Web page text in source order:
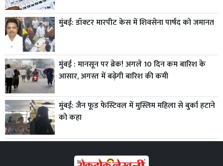
मुंबई: डॉक्टर मारपीट केस में शिवसेना पार्षद को जमानत
मुंबई : मानसून पर ब्रेक! अगले 10 दिन कम बारिश के
आसार, अगस्त में बढ़ेगी बारिश की कमी
मुंबई: जैन फूड फेस्टिवल में मुस्लिम महिला से बुर्का हटाने
को कहा